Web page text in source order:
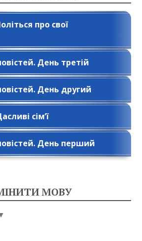
про свої
День третій
День другий
сім’ї
День перший
МОВУ